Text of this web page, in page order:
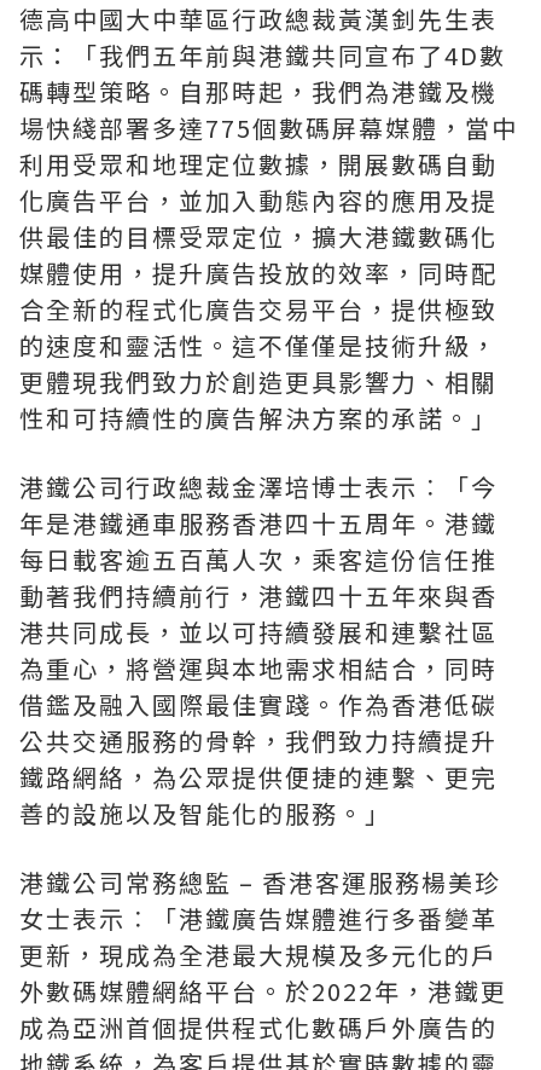
德高中國大中華區行政總裁黃漢釗先生表
示：「我們五年前與港鐵共同宣布了4D數
碼轉型策略。自那時起，我們為港鐵及機
場快綫部署多達775個數碼屏幕媒體，當中
利用受眾和地理定位數據，開展數碼自動
化廣告平台，並加入動態內容的應用及提
供最佳的目標受眾定位，擴大港鐵數碼化
媒體使用，提升廣告投放的效率，同時配
合全新的程式化廣告交易平台，提供極致
的速度和靈活性。這不僅僅是技術升級，
更體現我們致力於創造更具影響力、相關
性和可持續性的廣告解決方案的承諾。」
港鐵公司行政總裁金澤培博士表示︰「今
年是港鐵通車服務香港四十五周年。港鐵
每日載客逾五百萬人次，乘客這份信任推
動著我們持續前行，港鐵四十五年來與香
港共同成長，並以可持續發展和連繫社區
為重心，將營運與本地需求相結合，同時
借鑑及融入國際最佳實踐。作為香港低碳
公共交通服務的骨幹，我們致力持續提升
鐵路網絡，為公眾提供便捷的連繫、更完
善的設施以及智能化的服務。」
港鐵公司常務總監 – 香港客運服務楊美珍
女士表示︰「港鐵廣告媒體進行多番變革
更新，現成為全港最大規模及多元化的戶
外數碼媒體網絡平台。於2022年，港鐵更
成為亞洲首個提供程式化數碼戶外廣告的